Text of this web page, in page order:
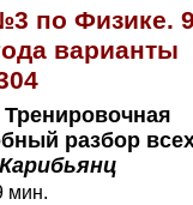
по Физике.
варианты
разбор